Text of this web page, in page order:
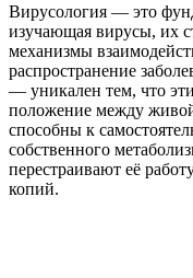
Вирусология — это
изучающая вирусы, их
механизмы
распространение
— уникален тем, что
положение между
способны к
собственного
перестраивают её
копий.